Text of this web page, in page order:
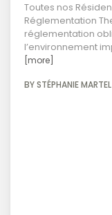
Toutes nos
Réglementation
réglementation
l’environnement
[more]
BY STÉPHANIE MARTEL